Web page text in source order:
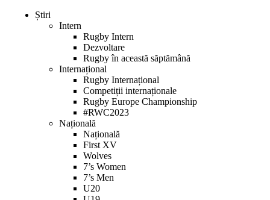
Știri
Intern
Rugby Intern
Dezvoltare
Rugby în această săptămână
Internațional
Rugby Internațional
Competiții internaționale
Rugby Europe Championship
#RWC2023
Națională
Națională
First XV
Wolves
7’s Women
7’s Men
U20